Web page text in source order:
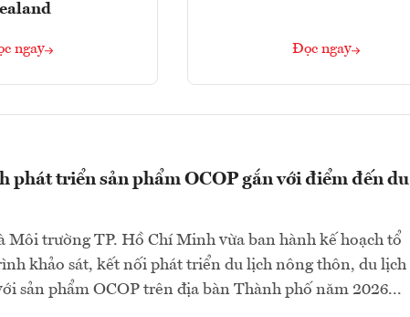
ngay Đọc ngay
phát triển sản phẩm OCOP gắn với điểm đến du
Môi trường TP. Hồ Chí Minh vừa ban hành kế hoạch tổ
khảo sát, kết nối phát triển du lịch nông thôn, du lịch
sản phẩm OCOP trên địa bàn Thành phố năm 2026...